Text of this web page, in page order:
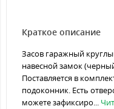
Краткое описание
Засов гаражный
навесной замок
Поставляется в
подоконник. Есть
можете зафиксиро...